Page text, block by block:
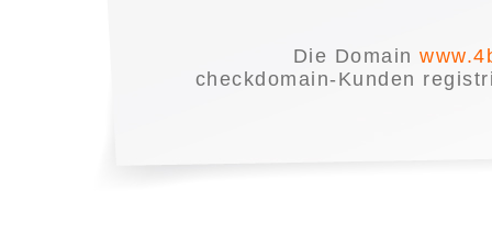
Die Domain
checkdomain-Kunden